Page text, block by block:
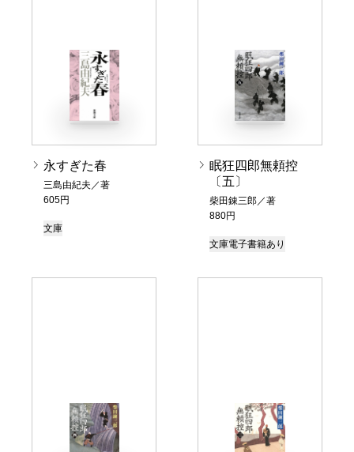
永すぎた春
三島由紀夫／著
605円
文庫
眠狂四郎無頼控
〔五〕
柴田錬三郎／著
880円
文庫電子書籍あり